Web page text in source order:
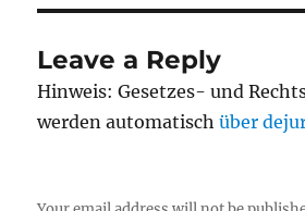
Leave a Reply
Hinweis: Gesetzes- und
werden automatischüber